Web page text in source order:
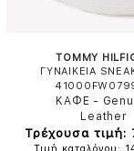
TOMMY
ΓΥΝΑΙΚΕΙΑ
ΚΑΦΕ -
Leather
Τρέχουσα τιμή: